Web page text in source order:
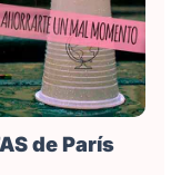
de París